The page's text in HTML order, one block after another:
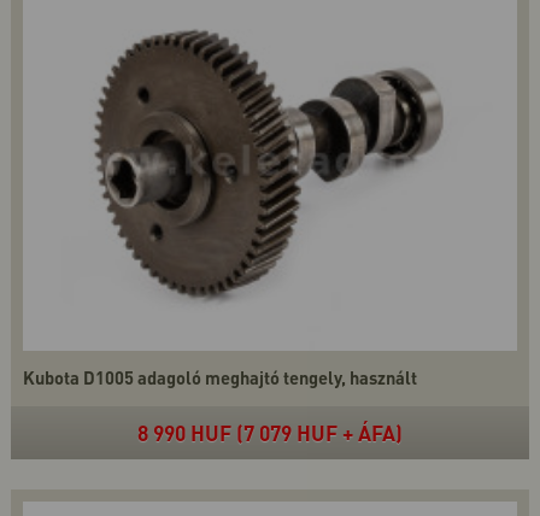
Kubota D1005 adagoló meghajtó tengely, használt
8 990 HUF (7 079 HUF + ÁFA)